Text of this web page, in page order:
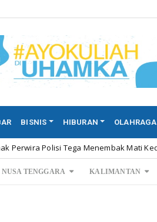
BISNIS HIBURAN OLAHRAGA
Tega Menembak Mati Kedua Orang ...
NUSA TENGGARA KALIMANTAN